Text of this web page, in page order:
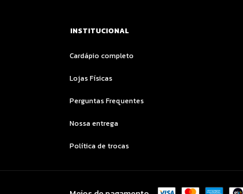
INSTITUCIONAL
Cardápio completo
Lojas Físicas
Perguntas Frequentes
Nossa entrega
Política de trocas